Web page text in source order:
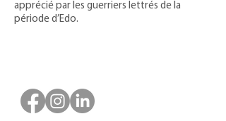
apprécié par les guerriers lettrés de la
période d’Edo.